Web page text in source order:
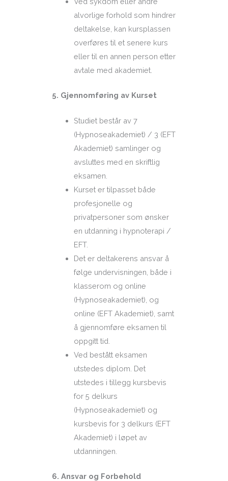
alvorlige forhold som hindrer
deltakelse, kan kursplassen
overføres til et senere kurs
eller til en annen person etter
avtale med akademiet.
5. Gjennomføring av Kurset
Studiet består av 7
(Hypnoseakademiet) / 3 (EFT
Akademiet) samlinger og
avsluttes med en skriftlig
eksamen.
Kurset er tilpasset både
profesjonelle og
privatpersoner som ønsker
en utdanning i hypnoterapi /
EFT.
Det er deltakerens ansvar å
følge undervisningen, både i
klasserom og online
(Hypnoseakademiet), og
online (EFT Akademiet), samt
å gjennomføre eksamen til
oppgitt tid.
Ved bestått eksamen
utstedes diplom. Det
utstedes i tillegg kursbevis
for 5 delkurs
(Hypnoseakademiet) og
kursbevis for 3 delkurs (EFT
Akademiet) i løpet av
utdanningen.
6. Ansvar og Forbehold